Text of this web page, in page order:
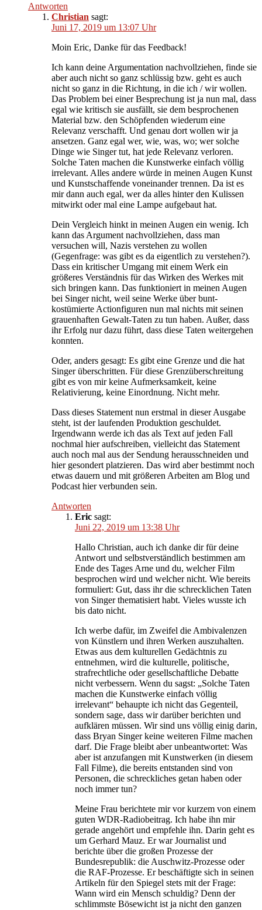
Antworten
Christian sagt:
Juni 17, 2019 um 13:07 Uhr
Moin Eric, Danke für das Feedback!
Ich kann deine Argumentation nachvollziehen, finde sie
aber auch nicht so ganz schlüssig bzw. geht es auch
nicht so ganz in die Richtung, in die ich / wir wollen.
Das Problem bei einer Besprechung ist ja nun mal, dass
egal wie kritisch sie ausfällt, sie dem besprochenen
Material bzw. den Schöpfenden wiederum eine
Relevanz verschafft. Und genau dort wollen wir ja
ansetzen. Ganz egal wer, wie, was, wo; wer solche
Dinge wie Singer tut, hat jede Relevanz verloren.
Solche Taten machen die Kunstwerke einfach völlig
irrelevant. Alles andere würde in meinen Augen Kunst
und Kunstschaffende voneinander trennen. Da ist es
mir dann auch egal, wer da alles hinter den Kulissen
mitwirkt oder mal eine Lampe aufgebaut hat.
Dein Vergleich hinkt in meinen Augen ein wenig. Ich
kann das Argument nachvollziehen, dass man
versuchen will, Nazis verstehen zu wollen
(Gegenfrage: was gibt es da eigentlich zu verstehen?).
Dass ein kritischer Umgang mit einem Werk ein
größeres Verständnis für das Wirken des Werkes mit
sich bringen kann. Das funktioniert in meinen Augen
bei Singer nicht, weil seine Werke über bunt-
kostümierte Actionfiguren nun mal nichts mit seinen
grauenhaften Gewalt-Taten zu tun haben. Außer, dass
ihr Erfolg nur dazu führt, dass diese Taten weitergehen
konnten.
Oder, anders gesagt: Es gibt eine Grenze und die hat
Singer überschritten. Für diese Grenzüberschreitung
gibt es von mir keine Aufmerksamkeit, keine
Relativierung, keine Einordnung. Nicht mehr.
Dass dieses Statement nun erstmal in dieser Ausgabe
steht, ist der laufenden Produktion geschuldet.
Irgendwann werde ich das als Text auf jeden Fall
nochmal hier aufschreiben, vielleicht das Statement
auch noch mal aus der Sendung herausschneiden und
hier gesondert platzieren. Das wird aber bestimmt noch
etwas dauern und mit größeren Arbeiten am Blog und
Podcast hier verbunden sein.
Antworten
Eric sagt:
Juni 22, 2019 um 13:38 Uhr
Hallo Christian, auch ich danke dir für deine
Antwort und selbstverständlich bestimmen am
Ende des Tages Arne und du, welcher Film
besprochen wird und welcher nicht. Wie bereits
formuliert: Gut, dass ihr die schrecklichen Taten
von Singer thematisiert habt. Vieles wusste ich
bis dato nicht.
Ich werbe dafür, im Zweifel die Ambivalenzen
von Künstlern und ihren Werken auszuhalten.
Etwas aus dem kulturellen Gedächtnis zu
entnehmen, wird die kulturelle, politische,
strafrechtliche oder gesellschaftliche Debatte
nicht verbessern. Wenn du sagst: „Solche Taten
machen die Kunstwerke einfach völlig
irrelevant“ behaupte ich nicht das Gegenteil,
sondern sage, dass wir darüber berichten und
aufklären müssen. Wir sind uns völlig einig darin,
dass Bryan Singer keine weiteren Filme machen
darf. Die Frage bleibt aber unbeantwortet: Was
aber ist anzufangen mit Kunstwerken (in diesem
Fall Filme), die bereits entstanden sind von
Personen, die schreckliches getan haben oder
noch immer tun?
Meine Frau berichtete mir vor kurzem von einem
guten WDR-Radiobeitrag. Ich habe ihn mir
gerade angehört und empfehle ihn. Darin geht es
um Gerhard Mauz. Er war Journalist und
berichte über die großen Prozesse der
Bundesrepublik: die Auschwitz-Prozesse oder
die RAF-Prozesse. Er beschäftigte sich in seinen
Artikeln für den Spiegel stets mit der Frage:
Wann wird ein Mensch schuldig? Denn der
schlimmste Bösewicht ist ja nicht den ganzen